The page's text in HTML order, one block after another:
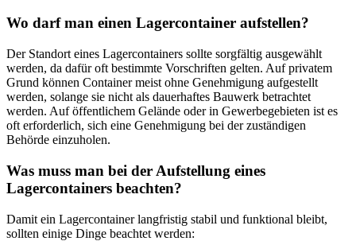
Wo darf man einen Lagercontainer aufstellen?
Der Standort eines Lagercontainers sollte sorgfältig ausgewählt
werden, da dafür oft bestimmte Vorschriften gelten. Auf privatem
Grund können Container meist ohne Genehmigung aufgestellt
werden, solange sie nicht als dauerhaftes Bauwerk betrachtet
werden. Auf öffentlichem Gelände oder in Gewerbegebieten ist es
oft erforderlich, sich eine Genehmigung bei der zuständigen
Behörde einzuholen.
Was muss man bei der Aufstellung eines
Lagercontainers beachten?
Damit ein Lagercontainer langfristig stabil und funktional bleibt,
sollten einige Dinge beachtet werden: